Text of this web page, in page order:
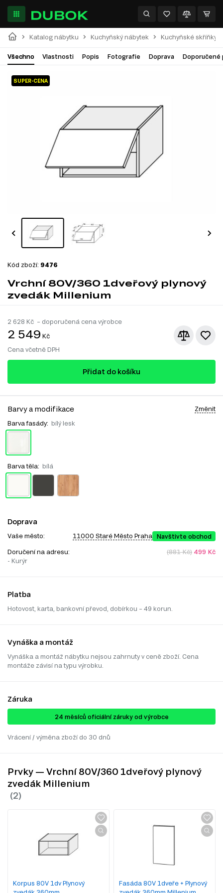
Katalog nábytku Kuchyňský nábytek Kuchyňské skříňky
Všechno Vlastnosti Popis Fotografie Doprava Doporučené
SUPER-CENA
Kód zboží: 9476
Vrchní 80V/360 1dveřový plynový
zvedák Millenium
2 628 Kč – doporučená cena výrobce
2 549 Kč
Cena včetně DPH
Přidat do košíku
Barvy a modifikace Změnit
Barva fasády: bílý lesk
Barva těla: bílá
Doprava
Vaše město: 11000 Staré Město Praha Navštivte obchod
Doručení na adresu:
- Kurýr
(881 Kč) 499 Kč
Platba
Hotovost, karta, bankovní převod, dobírkou – 49 korun.
Vynáška a montáž
Vynáška a montáž nábytku nejsou zahrnuty v ceně zboží. Cena
montáže závisí na typu výrobku.
Záruka
24 ​​​​měsíců oficiální záruky od výrobce
Vrácení / výměna zboží do 30 dnů
Prvky — Vrchní 80V/360 1dveřový plynový
zvedák Millenium
Korpus 80V 1dv Plynový
Fasáda 80V 1dveře + Plynový